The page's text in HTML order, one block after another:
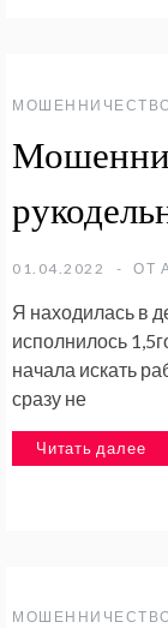
01.04.2022 ОТ
Я находилась в
исполнилось
начала искать
сразу не
Читать далее